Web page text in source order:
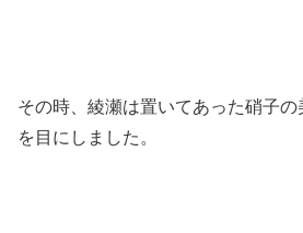
その時、綾瀬は置いてあった硝子の
を目にしました。